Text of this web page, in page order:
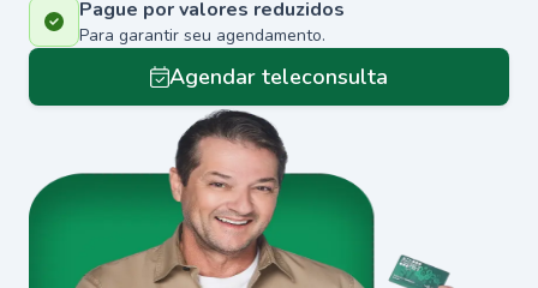
Pague por valores reduzidos
Para garantir seu agendamento.
Agendar teleconsulta